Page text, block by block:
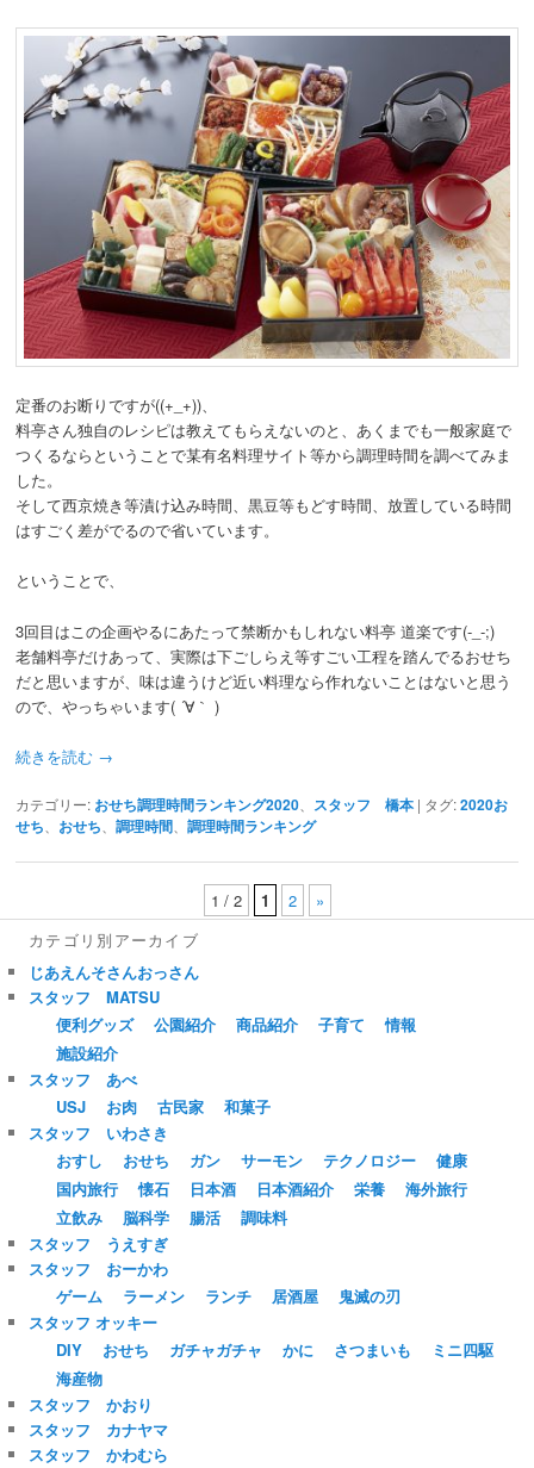
定番のお断りですが((+_+))、
料亭さん独自のレシピは教えてもらえないのと、あくまでも一般家庭で
つくるならということで某有名料理サイト等から調理時間を調べてみま
した。
そして西京焼き等漬け込み時間、黒豆等もどす時間、放置している時間
はすごく差がでるので省いています。
ということで、
3回目はこの企画やるにあたって禁断かもしれない料亭 道楽です(-_-;)
老舗料亭だけあって、実際は下ごしらえ等すごい工程を踏んでるおせち
だと思いますが、味は違うけど近い料理なら作れないことはないと思う
ので、やっちゃいます( ´∀｀ )
続きを読む →
カテゴリー: おせち調理時間ランキング2020 スタッフ 橋本 | タグ: 2020お
せち
おせち 、調理時間 、調理時間ランキング
1 / 2 1 2
»
カテゴリ別アーカイブ
じあえんそさんおっさん
スタッフ MATSU
便利グッズ
公園紹介 商品紹介 子育て
情報
施設紹介
スタッフ あべ
USJ
お肉 古民家
和菓子
スタッフ いわさき
おすし
おせち ガン サーモン テクノロジー
健康
国内旅行
懐石 日本酒 日本酒紹介 栄養
海外旅行
立飲み
脳科学 腸活
調味料
スタッフ うえすぎ
スタッフ おーかわ
ゲーム
ラーメン ランチ 居酒屋
鬼滅の刃
スタッフ オッキー
DIY
おせち ガチャガチャ かに さつまいも
ミニ四駆
海産物
スタッフ かおり
スタッフ カナヤマ
スタッフ かわむら